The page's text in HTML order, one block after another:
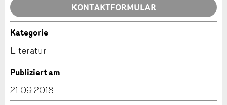
Allgemeines Feedback
Anzeige nicht mehr gültig
Anzeige unvollständig
KONTAKTFORMULAR
Kontakt
Verfassen Sie eine Nachricht für die Kontaktpersonen
Kategorie
Literatur
Publiziert am
21.09.2018